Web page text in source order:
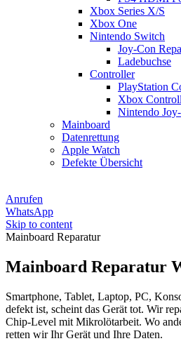
Xbox Series X/S
Xbox One
Nintendo Switch
Joy-Con
Ladebuchse
Controller
PlayStation
Xbox
Nintendo
Mainboard
Datenrettung
Apple Watch
Defekte Übersicht
Anrufen
WhatsApp
Skip to content
Mainboard Reparatur
Mainboard Reparatur
Smartphone, Tablet, Laptop, PC,
defekt ist, scheint das Gerät tot. Wir
Chip-Level mit Mikrolötarbeit. Wo
retten wir Ihr Gerät und Ihre Daten.